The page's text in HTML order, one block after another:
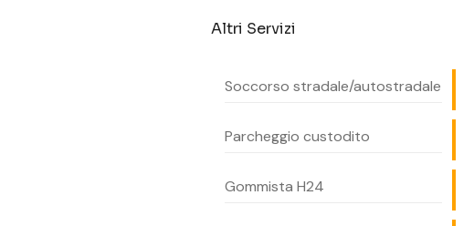
Altri Servizi
Soccorso stradale/autostradale
Parcheggio custodito
Gommista H24